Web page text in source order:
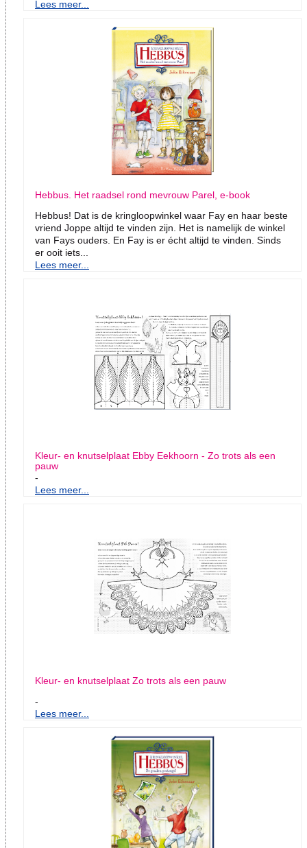
Lees meer...
Hebbus. Het raadsel rond mevrouw Parel, e-book
Hebbus! Dat is de kringloopwinkel waar Fay en haar beste
vriend Joppe altijd te vinden zijn. Het is namelijk de winkel
van Fays ouders. En Fay is er écht altijd te vinden. Sinds
er ooit iets...
Lees meer...
Kleur- en knutselplaat Ebby Eekhoorn - Zo trots als een
pauw
-
Lees meer...
Kleur- en knutselplaat Zo trots als een pauw
-
Lees meer...